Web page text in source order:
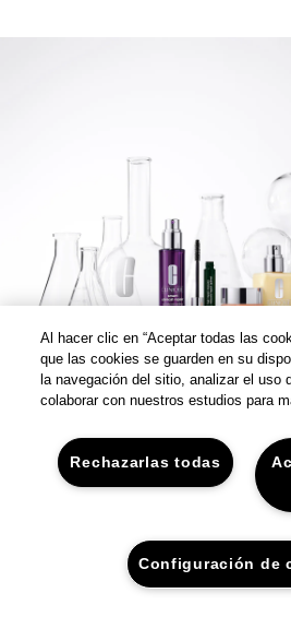
Al hacer clic en “Aceptar todas las
que las cookies se guarden en su
la navegación del sitio, analizar el uso
colaborar con nuestros estudios para
Rechazarlas todas
Configuración de